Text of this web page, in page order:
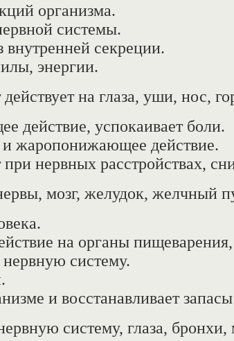
организма.
системы.
внутренней секреции.
энергии.
на глаза, уши, нос,
действие, успокаивает боли.
и жаропонижающее действие.
при нервных расстройствах,
мозг, желудок,
на органы
нервную систему.
и восстанавливает
нервную систему, глаза,